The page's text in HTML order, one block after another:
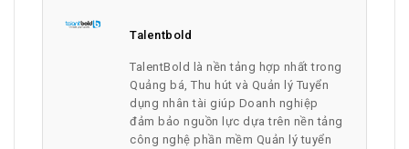
Talentbold
TalentBold là nền tảng hợp nhất trong
Quảng bá, Thu hút và Quản lý Tuyển
dụng nhân tài giúp Doanh nghiệp
đảm bảo nguồn lực dựa trên nền tảng
công nghệ phần mềm Quản lý tuyển